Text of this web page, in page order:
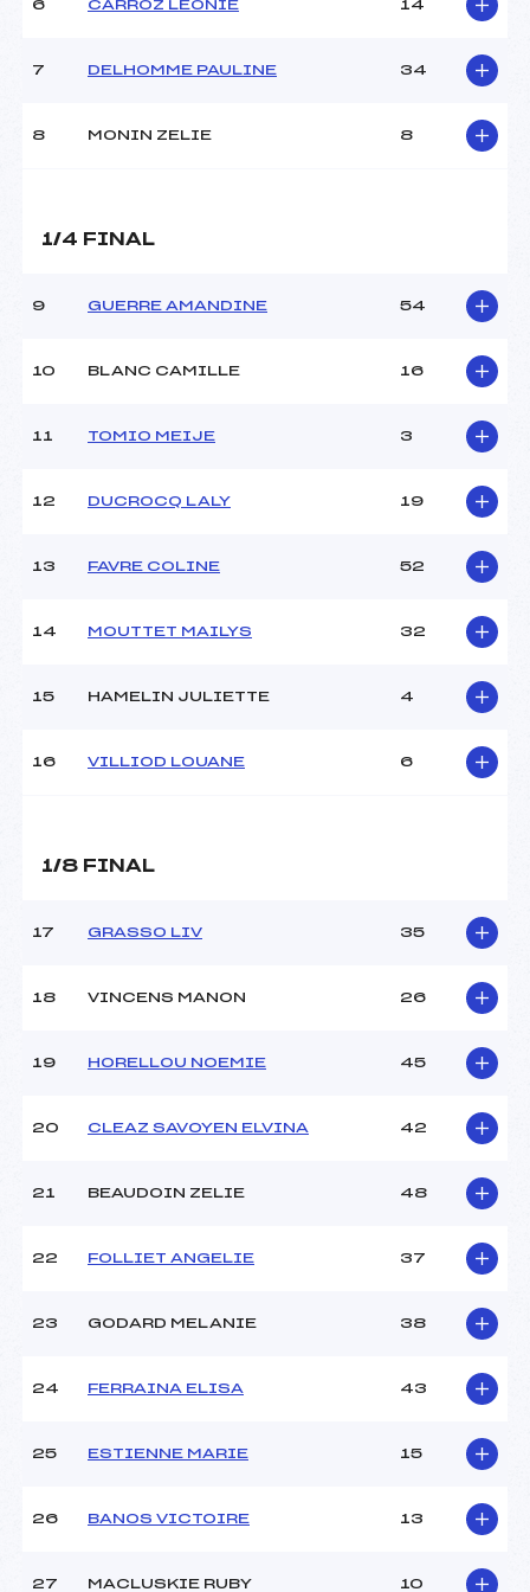
Catégorie :
U12
6 CARROZ LEONIE 14
7 DELHOMME PAULINE 34
8 MONIN ZELIE 8
1/4 FINAL
9 GUERRE AMANDINE 54
10 BLANC CAMILLE 16
11 TOMIO MEIJE 3
12 DUCROCQ LALY 19
13 FAVRE COLINE 52
14 MOUTTET MAILYS 32
15 HAMELIN JULIETTE 4
16 VILLIOD LOUANE 6
1/8 FINAL
17 GRASSO LIV 35
18 VINCENS MANON 26
19 HORELLOU NOEMIE 45
20 CLEAZ SAVOYEN ELVINA 42
21 BEAUDOIN ZELIE 48
22 FOLLIET ANGELIE 37
23 GODARD MELANIE 38
24 FERRAINA ELISA 43
25 ESTIENNE MARIE 15
26 BANOS VICTOIRE 13
27 MACLUSKIE RUBY 10